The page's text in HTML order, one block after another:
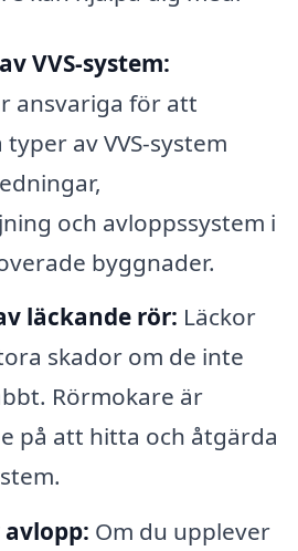
VVS-system:
ansvariga för att
av VVS-system
och avloppssystem i
byggnader.
läckande rör: Läckor
skador om de inte
Rörmokare är
på att hitta och åtgärda
avlopp: Om du upplever